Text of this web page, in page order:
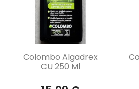
Aperçu rapide
Colombo Algadrex
CU 250 Ml